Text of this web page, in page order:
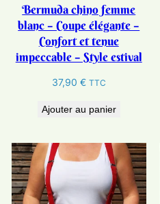
Bermuda chino femme
blanc – Coupe élégante –
Confort et tenue
impeccable – Style estival
37,90 € TTC
Ajouter au panier